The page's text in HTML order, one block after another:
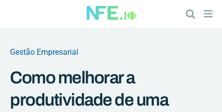
Gestão Empresarial
Como melhorar a
produtividade de uma